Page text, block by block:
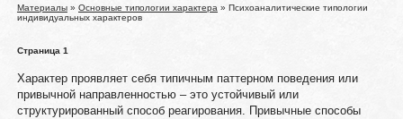
Материалы» Основные типологии характера » Психоаналитические типологии
индивидуальных характеров
Страница 1
Характер проявляет себя типичным паттерном поведения или
привычной направленностью – это устойчивый или
структурированный способ реагирования. Привычные способы